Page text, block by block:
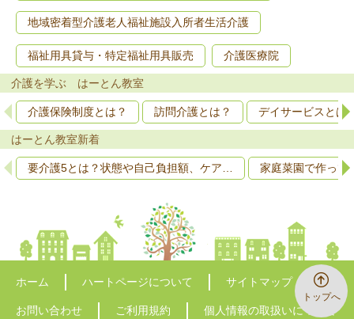
トップへ
地域密着型介護老人福祉施設入所者生活介護
福祉用具貸与・特定福祉用具販売 介護医療院
介護を学ぶ はーとん教室
介護保険制度とは？ 訪問介護とは？ デイサービスとは
はーとん教室新着
要介護5とは？状態や自己負担額、ケア… 家庭菜園で作っ
ホーム ハートページについて サイトマップ
お問い合わせ ご利用規約 個人情報の取扱いについて